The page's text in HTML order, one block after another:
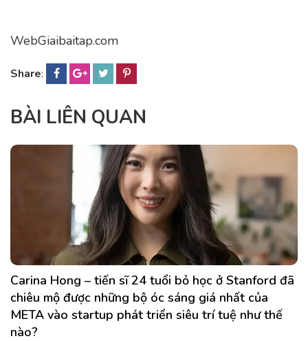
WebGiaibaitap.com
Share:
BÀI LIÊN QUAN
Carina Hong – tiến sĩ 24 tuổi bỏ học ở Stanford đã
chiêu mộ được những bộ óc sáng giá nhất của
META vào startup phát triển siêu trí tuệ như thế
nào?